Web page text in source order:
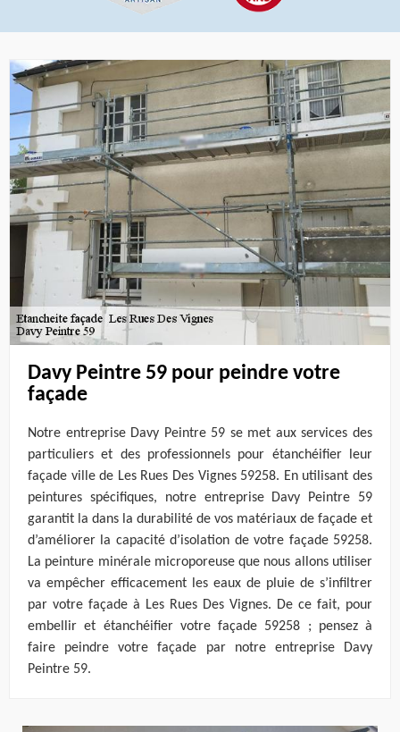
Davy Peintre 59 pour peindre votre
façade
Notre entreprise Davy Peintre 59 se met aux services des
particuliers et des professionnels pour étanchéifier leur
façade ville de Les Rues Des Vignes 59258. En utilisant des
peintures spécifiques, notre entreprise Davy Peintre 59
garantit la dans la durabilité de vos matériaux de façade et
d’améliorer la capacité d’isolation de votre façade 59258.
La peinture minérale microporeuse que nous allons utiliser
va empêcher efficacement les eaux de pluie de s’infiltrer
par votre façade à Les Rues Des Vignes. De ce fait, pour
embellir et étanchéifier votre façade 59258 ; pensez à
faire peindre votre façade par notre entreprise Davy
Peintre 59.